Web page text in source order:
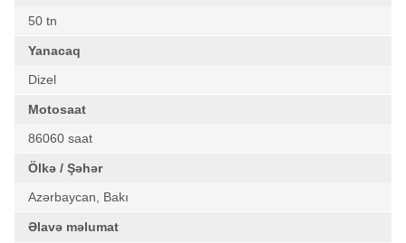
50 tn
Yanacaq
Dizel
Motosaat
86060 saat
Ölkə / Şəhər
Azərbaycan, Bakı
Əlavə məlumat